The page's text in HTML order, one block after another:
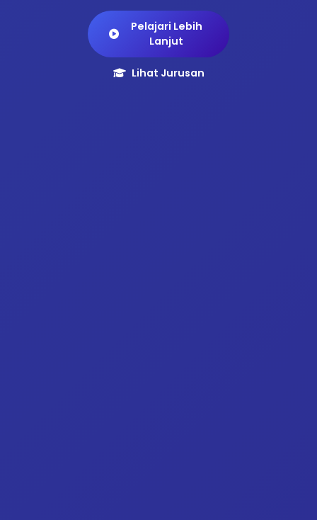
Pelajari Lebih
Lanjut
Lihat Jurusan